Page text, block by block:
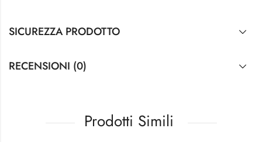
SICUREZZA PRODOTTO
RECENSIONI (0)
Prodotti Simili